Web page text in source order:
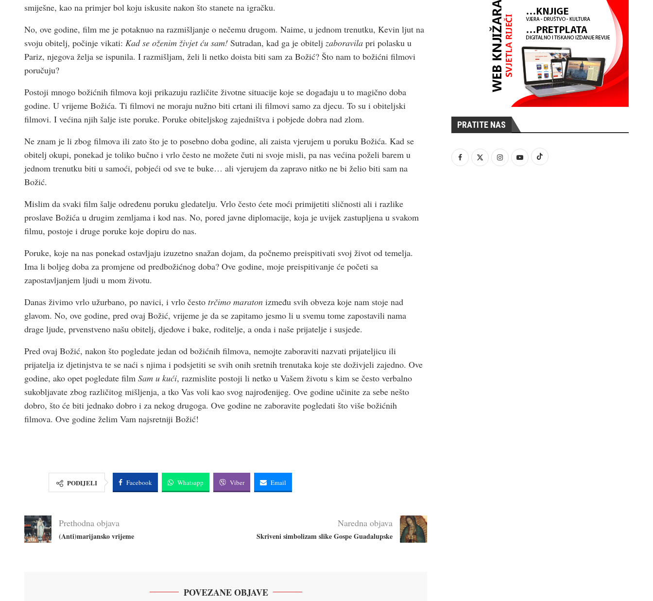
smiješne, kao na primjer bol koju iskusite nakon što stanete na igračku.
No, ove godine, film me je potaknuo na razmišljanje o nečemu drugom. Naime, u jednom trenutku, Kevin ljut na
svoju obitelj, počinje vikati: Kad se oženim živjet ću sam! Sutradan, kad ga je obitelj zaboravila pri polasku u
Pariz, njegova želja se ispunila. I razmišljam, želi li netko doista biti sam za Božić? Što nam to božićni filmovi
poručuju?
Postoji mnogo božićnih filmova koji prikazuju različite životne situacije koje se događaju u to magično doba
godine. U vrijeme Božića. Ti filmovi ne moraju nužno biti crtani ili filmovi samo za djecu. To su i obiteljski
filmovi. I većina njih šalje iste poruke. Poruke obiteljskog zajedništva i pobjede dobra nad zlom.
Ne znam je li zbog filmova ili zato što je to posebno doba godine, ali zaista vjerujem u poruku Božića. Kad se
obitelj okupi, ponekad je toliko bučno i vrlo često ne možete čuti ni svoje misli, pa nas većina poželi barem u
jednom trenutku biti u samoći, pobjeći od sve te buke… ali vjerujem da zapravo nitko ne bi želio biti sam na
Božić.
Mislim da svaki film šalje određenu poruku gledatelju. Vrlo često ćete moći primijetiti sličnosti ali i razlike
proslave Božića u drugim zemljama i kod nas. No, pored javne diplomacije, koja je uvijek zastupljena u svakom
filmu, postoje i druge poruke koje dopiru do nas.
Poruke, koje na nas ponekad ostavljaju izuzetno snažan dojam, da počnemo preispitivati svoj život od temelja.
Ima li boljeg doba za promjene od predbožićnog doba? Ove godine, moje preispitivanje će početi sa
zapostavljanjem ljudi u mom životu.
Danas živimo vrlo užurbano, po navici, i vrlo često trčimo maraton između svih obveza koje nam stoje nad
glavom. No, ove godine, pred ovaj Božić, vrijeme je da se zapitamo jesmo li u svemu tome zapostavili nama
drage ljude, prvenstveno našu obitelj, djedove i bake, roditelje, a onda i naše prijatelje i susjede.
Pred ovaj Božić, nakon što pogledate jedan od božićnih filmova, nemojte zaboraviti nazvati prijateljicu ili
prijatelja iz djetinjstva te se naći s njima i podsjetiti se svih onih sretnih trenutaka koje ste doživjeli zajedno. Ove
godine, ako opet pogledate film Sam u kući, razmislite postoji li netko u Vašem životu s kim se često verbalno
sukobljavate zbog različitog mišljenja, a tko Vas voli kao svog najrođenijeg. Ove godine učinite za sebe nešto
dobro, što će biti jednako dobro i za nekog drugoga. Ove godine ne zaboravite pogledati što više božićnih
filmova. Ove godine želim Vam najsretniji Božić!
PODIJELI Facebook Whatsapp Viber Email
Prethodna objava
(Anti)marijansko vrijeme
Naredna objava
Skriveni simbolizam slike Gospe Guadalupske
POVEZANE OBJAVE
PRATITE NAS